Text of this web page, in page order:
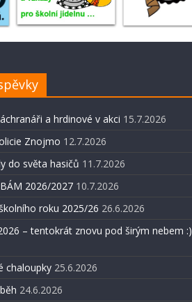
a hrdinové v akci 15.7.2026
Znojmo 12.7.2026
do světa hasičů 11.7.2026
2026/2027 10.7.2026
roku 2025/26 26.6.2026
– tentokrát znovu pod širým nebem :)
chaloupky 25.6.2026
24.6.2026